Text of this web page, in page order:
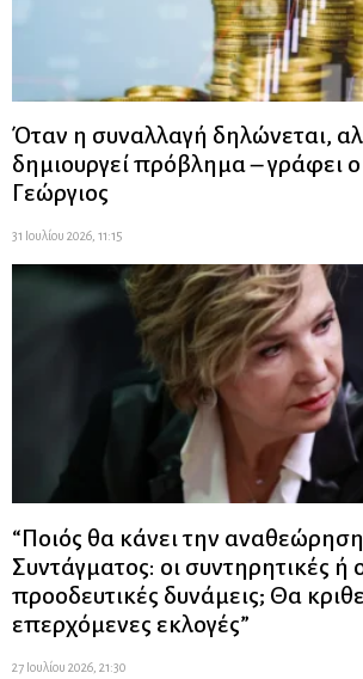
Όταν η συναλλαγή δηλώνεται,
δημιουργεί πρόβλημα – γράφει
Γεώργιος
31 Ιουλίου 2026, 11:15
“Ποιός θα κάνει την
Συντάγματος: οι συντηρητικές ή
προοδευτικές δυνάμεις; Θα
επερχόμενες εκλογές”
27 Ιουλίου 2026, 21:30